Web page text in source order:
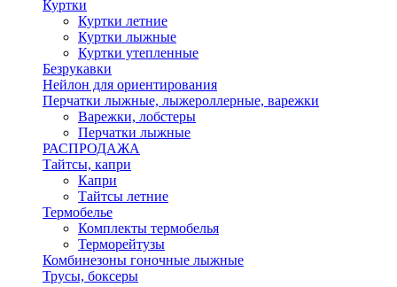
Куртки
Куртки летние
Куртки лыжные
Куртки утепленные
Безрукавки
Нейлон для ориентирования
Перчатки лыжные, лыжероллерные, варежки
Варежки, лобстеры
Перчатки лыжные
РАСПРОДАЖА
Тайтсы, капри
Капри
Тайтсы летние
Термобелье
Комплекты термобелья
Терморейтузы
Комбинезоны гоночные лыжные
Трусы, боксеры